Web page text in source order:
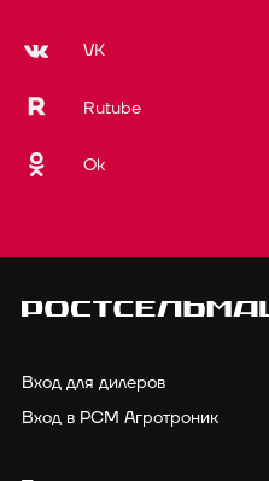
VK
Rutube
Ok
Вход для дилеров
Вход в РСМ Агротроник